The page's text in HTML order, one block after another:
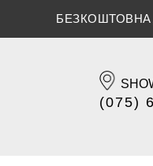
БЕЗКОШТОВНА
(075)